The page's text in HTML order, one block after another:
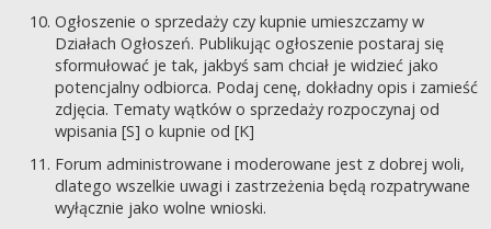
Ogłoszenie o sprzedaży czy kupnie umieszczamy w
Działach Ogłoszeń. Publikując ogłoszenie postaraj się
sformułować je tak, jakbyś sam chciał je widzieć jako
potencjalny odbiorca. Podaj cenę, dokładny opis i zamieść
zdjęcia. Tematy wątków o sprzedaży rozpoczynaj od
wpisania [S] o kupnie od [K]
Forum administrowane i moderowane jest z dobrej woli,
dlatego wszelkie uwagi i zastrzeżenia będą rozpatrywane
wyłącznie jako wolne wnioski.